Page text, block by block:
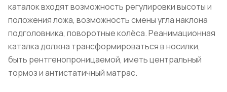
каталок входят возможность регулировки высоты и
положения ложа, возможность смены угла наклона
подголовника, поворотные колёса. Реанимационная
каталка должна трансформироваться в носилки,
быть рентгенопроницаемой, иметь центральный
тормоз и антистатичный матрас.